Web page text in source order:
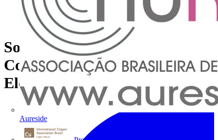
Aureside
Software "Catálogo de
Consultas Rápidas Schneider
Electric" - Creta